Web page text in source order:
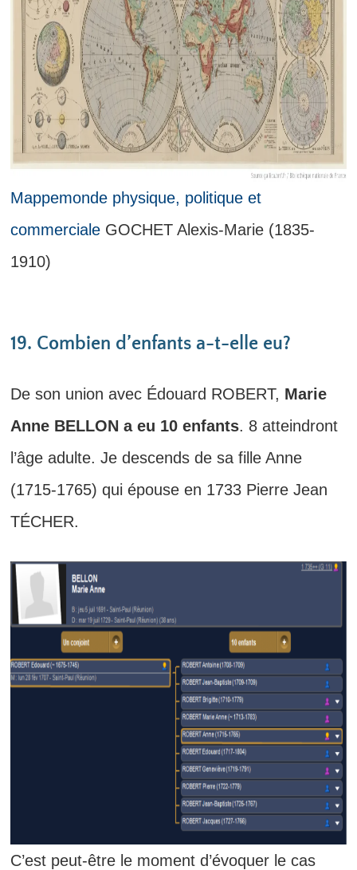
Mappemonde physique, politique et
commercialeGOCHET Alexis-Marie (1835-
1910)
19. Combien d’enfants a-t-elle eu?
De son union avec Édouard ROBERT, Marie
Anne BELLON a eu 10 enfants. 8 atteindront
l’âge adulte. Je descends de sa fille Anne
(1715-1765) qui épouse en 1733 Pierre Jean
TÉCHER.
C’est peut-être le moment d’évoquer le cas